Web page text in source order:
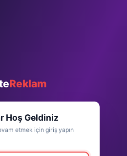
Reklam
Hoş Geldiniz
etmek için giriş yapın